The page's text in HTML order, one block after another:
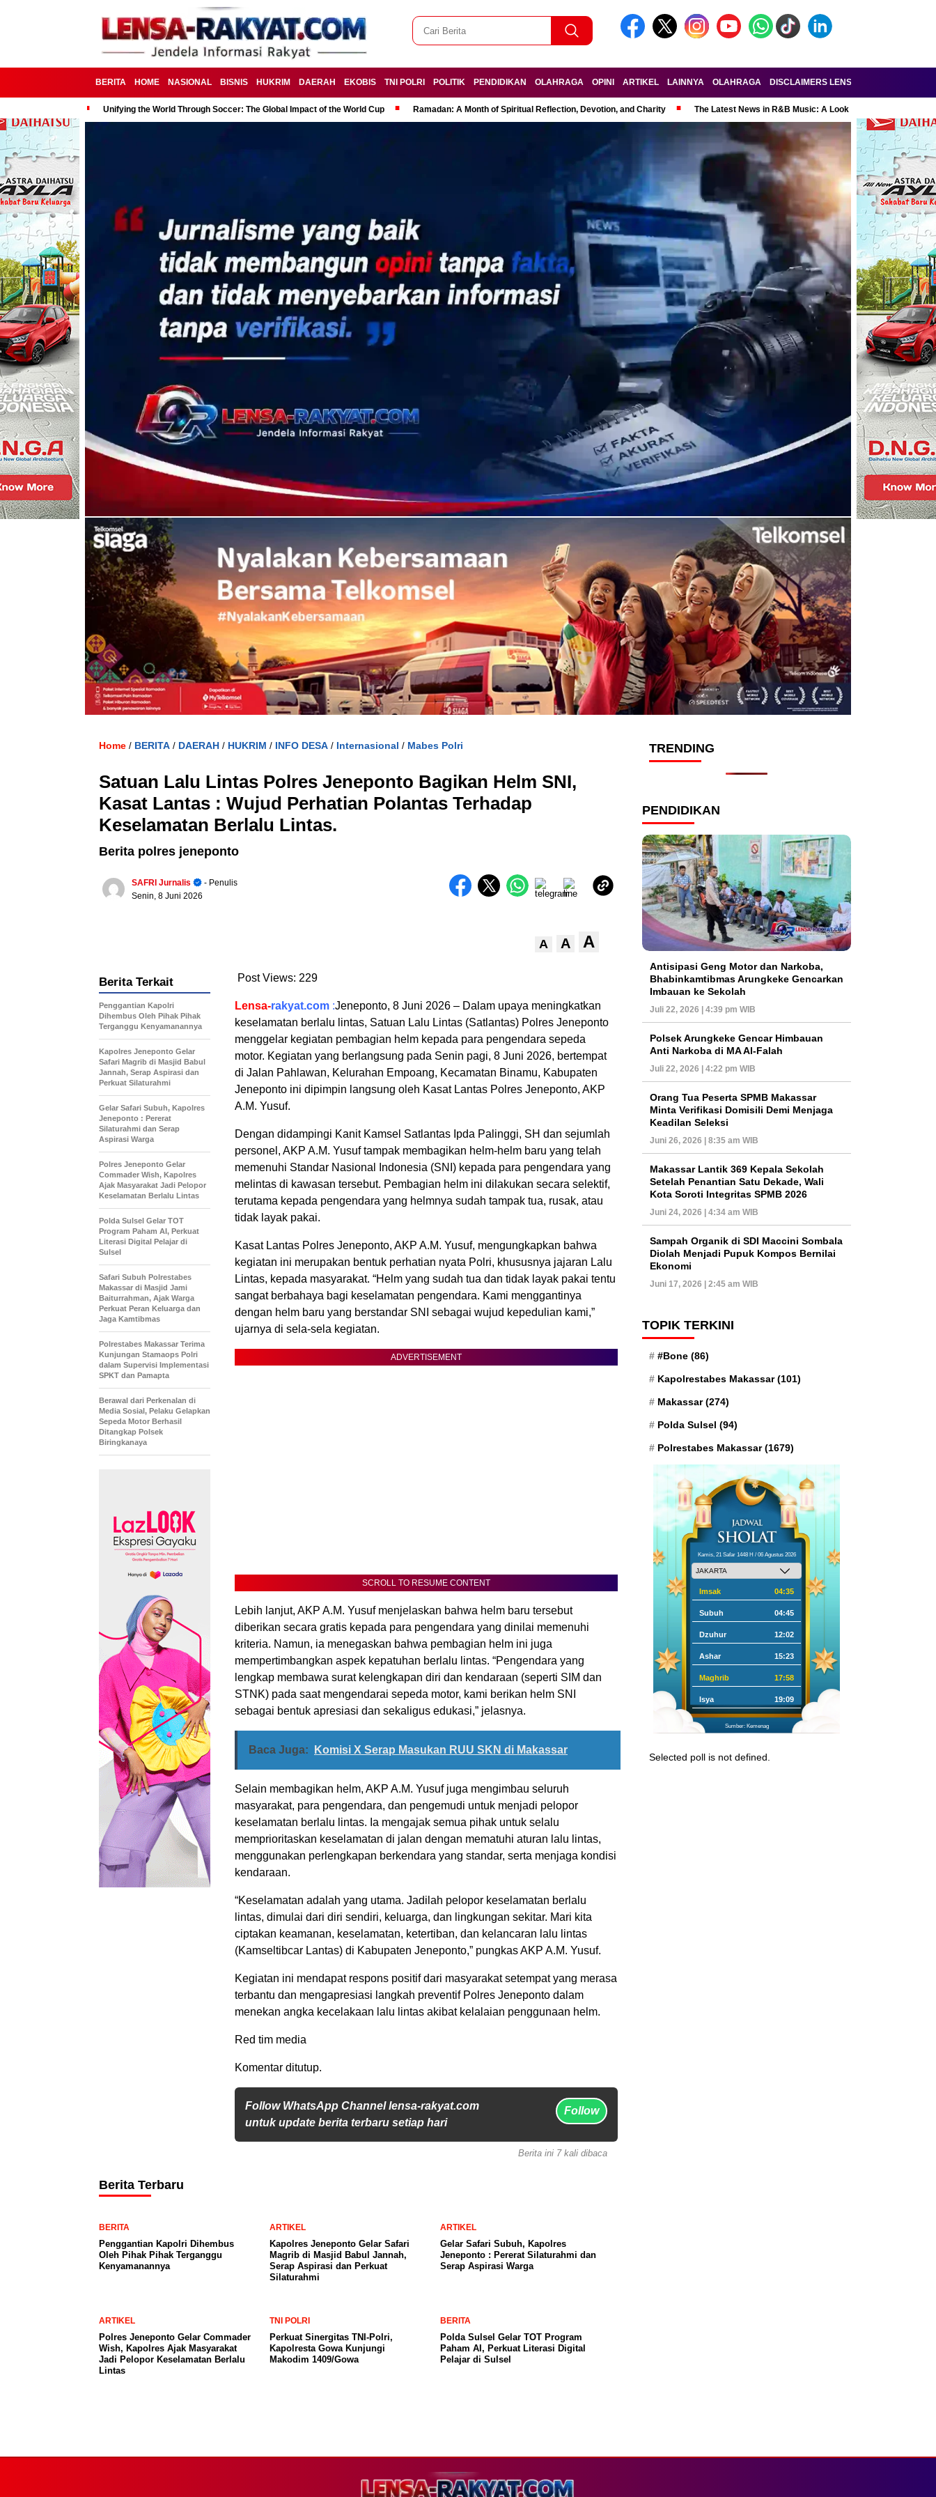
BERITA HOME NASIONAL BISNIS HUKRIM DAERAH EKOBIS TNI POLRI POLITIK PENDIDIKAN OLAHRAGA OPINI ARTIKEL LAINNYA OLAHRAGA DISCLAIMERS LENSA-RAKYAT.COM
Unifying the World Through Soccer: The Global Impact of the World Cup Ramadan: A Month of Spiritual Reflection, Devotion, and Charity The Latest News in R&B Music: A Look at Super Bowl
Home / BERITA / DAERAH / HUKRIM / INFO DESA / Internasional / Mabes Polri
Satuan Lalu Lintas Polres Jeneponto Bagikan Helm SNI,
Kasat Lantas : Wujud Perhatian Polantas Terhadap
Keselamatan Berlalu Lintas.
Berita polres jeneponto
SAFRI Jurnalis
- Penulis
Senin, 8 Juni 2026
A A A
Post Views: 229
Lensa-rakyat.com :Jeneponto, 8 Juni 2026 – Dalam upaya meningkatkan
keselamatan berlalu lintas, Satuan Lalu Lintas (Satlantas) Polres Jeneponto
menggelar kegiatan pembagian helm kepada para pengendara sepeda
motor. Kegiatan yang berlangsung pada Senin pagi, 8 Juni 2026, bertempat
di Jalan Pahlawan, Kelurahan Empoang, Kecamatan Binamu, Kabupaten
Jeneponto ini dipimpin langsung oleh Kasat Lantas Polres Jeneponto, AKP
A.M. Yusuf.
Dengan didampingi Kanit Kamsel Satlantas Ipda Palinggi, SH dan sejumlah
personel, AKP A.M. Yusuf tampak membagikan helm-helm baru yang telah
memenuhi Standar Nasional Indonesia (SNI) kepada para pengendara yang
melintas di kawasan tersebut. Pembagian helm ini dilakukan secara selektif,
terutama kepada pengendara yang helmnya sudah tampak tua, rusak, atau
tidak layak pakai.
Kasat Lantas Polres Jeneponto, AKP A.M. Yusuf, mengungkapkan bahwa
kegiatan ini merupakan bentuk perhatian nyata Polri, khususnya jajaran Lalu
Lintas, kepada masyarakat. “Helm yang sudah tua dan tidak layak pakai tentu
sangat berbahaya bagi keselamatan pengendara. Kami menggantinya
dengan helm baru yang berstandar SNI sebagai wujud kepedulian kami,”
ujarnya di sela-sela kegiatan.
ADVERTISEMENT
SCROLL TO RESUME CONTENT
Lebih lanjut, AKP A.M. Yusuf menjelaskan bahwa helm baru tersebut
diberikan secara gratis kepada para pengendara yang dinilai memenuhi
kriteria. Namun, ia menegaskan bahwa pembagian helm ini juga
mempertimbangkan aspek kepatuhan berlalu lintas. “Pengendara yang
lengkap membawa surat kelengkapan diri dan kendaraan (seperti SIM dan
STNK) pada saat mengendarai sepeda motor, kami berikan helm SNI
sebagai bentuk apresiasi dan sekaligus edukasi,” jelasnya.
Baca Juga: Komisi X Serap Masukan RUU SKN di Makassar
Selain membagikan helm, AKP A.M. Yusuf juga mengimbau seluruh
masyarakat, para pengendara, dan pengemudi untuk menjadi pelopor
keselamatan berlalu lintas. Ia mengajak semua pihak untuk selalu
memprioritaskan keselamatan di jalan dengan mematuhi aturan lalu lintas,
menggunakan perlengkapan berkendara yang standar, serta menjaga kondisi
kendaraan.
“Keselamatan adalah yang utama. Jadilah pelopor keselamatan berlalu
lintas, dimulai dari diri sendiri, keluarga, dan lingkungan sekitar. Mari kita
ciptakan keamanan, keselamatan, ketertiban, dan kelancaran lalu lintas
(Kamseltibcar Lantas) di Kabupaten Jeneponto,” pungkas AKP A.M. Yusuf.
Kegiatan ini mendapat respons positif dari masyarakat setempat yang merasa
terbantu dan mengapresiasi langkah preventif Polres Jeneponto dalam
menekan angka kecelakaan lalu lintas akibat kelalaian penggunaan helm.
Red tim media
Komentar ditutup.
Follow WhatsApp Channel lensa-rakyat.com
untuk update berita terbaru setiap hari
Follow
Berita Terkait
Penggantian Kapolri
Dihembus Oleh Pihak Pihak
Terganggu Kenyamanannya
Kapolres Jeneponto Gelar
Safari Magrib di Masjid Babul
Jannah, Serap Aspirasi dan
Perkuat Silaturahmi
Gelar Safari Subuh, Kapolres
Jeneponto : Pererat
Silaturahmi dan Serap
Aspirasi Warga
Polres Jeneponto Gelar
Commader Wish, Kapolres
Ajak Masyarakat Jadi Pelopor
Keselamatan Berlalu Lintas
Polda Sulsel Gelar TOT
Program Paham AI, Perkuat
Literasi Digital Pelajar di
Sulsel
Safari Subuh Polrestabes
Makassar di Masjid Jami
Baiturrahman, Ajak Warga
Perkuat Peran Keluarga dan
Jaga Kamtibmas
Polrestabes Makassar Terima
Kunjungan Stamaops Polri
dalam Supervisi Implementasi
SPKT dan Pamapta
Berawal dari Perkenalan di
Media Sosial, Pelaku Gelapkan
Sepeda Motor Berhasil
Ditangkap Polsek
Biringkanaya
Berita ini 7 kali dibaca
Berita Terbaru
BERITA
Penggantian Kapolri Dihembus
Oleh Pihak Pihak Terganggu
Kenyamanannya
ARTIKEL
Kapolres Jeneponto Gelar Safari
Magrib di Masjid Babul Jannah,
Serap Aspirasi dan Perkuat
Silaturahmi
ARTIKEL
Gelar Safari Subuh, Kapolres
Jeneponto : Pererat Silaturahmi dan
Serap Aspirasi Warga
ARTIKEL
Polres Jeneponto Gelar Commader
Wish, Kapolres Ajak Masyarakat
Jadi Pelopor Keselamatan Berlalu
Lintas
TNI POLRI
Perkuat Sinergitas TNI-Polri,
Kapolresta Gowa Kunjungi
Makodim 1409/Gowa
BERITA
Polda Sulsel Gelar TOT Program
Paham AI, Perkuat Literasi Digital
Pelajar di Sulsel
TRENDING
PENDIDIKAN
Antisipasi Geng Motor dan Narkoba,
Bhabinkamtibmas Arungkeke Gencarkan
Imbauan ke Sekolah
Juli 22, 2026 | 4:39 pm WIB
Polsek Arungkeke Gencar Himbauan
Anti Narkoba di MA Al-Falah
Juli 22, 2026 | 4:22 pm WIB
Orang Tua Peserta SPMB Makassar
Minta Verifikasi Domisili Demi Menjaga
Keadilan Seleksi
Juni 26, 2026 | 8:35 am WIB
Makassar Lantik 369 Kepala Sekolah
Setelah Penantian Satu Dekade, Wali
Kota Soroti Integritas SPMB 2026
Juni 24, 2026 | 4:34 am WIB
Sampah Organik di SDI Maccini Sombala
Diolah Menjadi Pupuk Kompos Bernilai
Ekonomi
Juni 17, 2026 | 2:45 am WIB
TOPIK TERKINI
#Bone (86)
Kapolrestabes Makassar(101)
Makassar(274)
Polda Sulsel (94)
Polrestabes Makassar(1679)
Kamis, 21 Safar 1448 H / 06 Agustus 2026
Imsak 04:35
Subuh 04:45
Dzuhur 12:02
Ashar 15:23
Maghrib 17:58
Isya 19:09
Sumber: Kemenag
Selected poll is not defined.